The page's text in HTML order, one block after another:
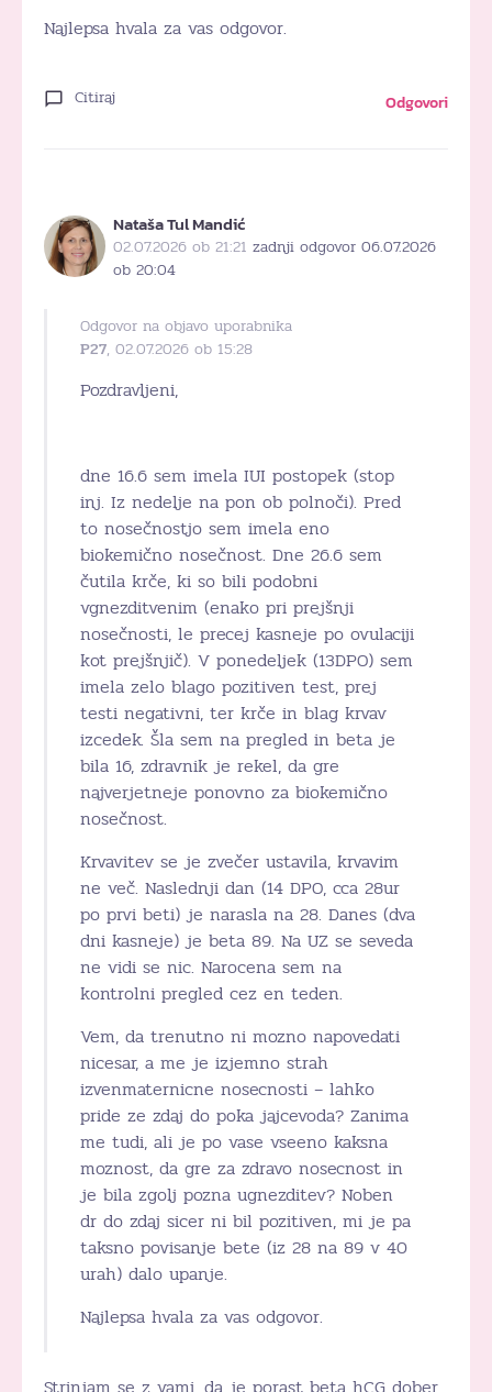
Najlepsa hvala za vas odgovor.
Citiraj Odgovori
Nataša Tul Mandić
02.07.2026 ob 21:21 zadnji odgovor 06.07.2026
ob 20:04
Odgovor na objavo uporabnika
P27, 02.07.2026 ob 15:28
Pozdravljeni,
dne 16.6 sem imela IUI postopek (stop
inj. Iz nedelje na pon ob polnoči). Pred
to nosečnostjo sem imela eno
biokemično nosečnost. Dne 26.6 sem
čutila krče, ki so bili podobni
vgnezditvenim (enako pri prejšnji
nosečnosti, le precej kasneje po ovulaciji
kot prejšnjič). V ponedeljek (13DPO) sem
imela zelo blago pozitiven test, prej
testi negativni, ter krče in blag krvav
izcedek. Šla sem na pregled in beta je
bila 16, zdravnik je rekel, da gre
najverjetneje ponovno za biokemično
nosečnost.
Krvavitev se je zvečer ustavila, krvavim
ne več. Naslednji dan (14 DPO, cca 28ur
po prvi beti) je narasla na 28. Danes (dva
dni kasneje) je beta 89. Na UZ se seveda
ne vidi se nic. Narocena sem na
kontrolni pregled cez en teden.
Vem, da trenutno ni mozno napovedati
nicesar, a me je izjemno strah
izvenmaternicne nosecnosti – lahko
pride ze zdaj do poka jajcevoda? Zanima
me tudi, ali je po vase vseeno kaksna
moznost, da gre za zdravo nosecnost in
je bila zgolj pozna ugnezditev? Noben
dr do zdaj sicer ni bil pozitiven, mi je pa
taksno povisanje bete (iz 28 na 89 v 40
urah) dalo upanje.
Najlepsa hvala za vas odgovor.
Strinjam se z vami, da je porast beta hCG dober